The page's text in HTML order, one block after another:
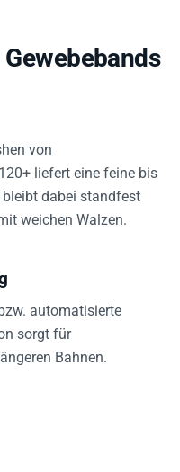
von
liefert eine feine bis
dabei standfest
weichen Walzen.
automatisierte
sorgt für
Bahnen.